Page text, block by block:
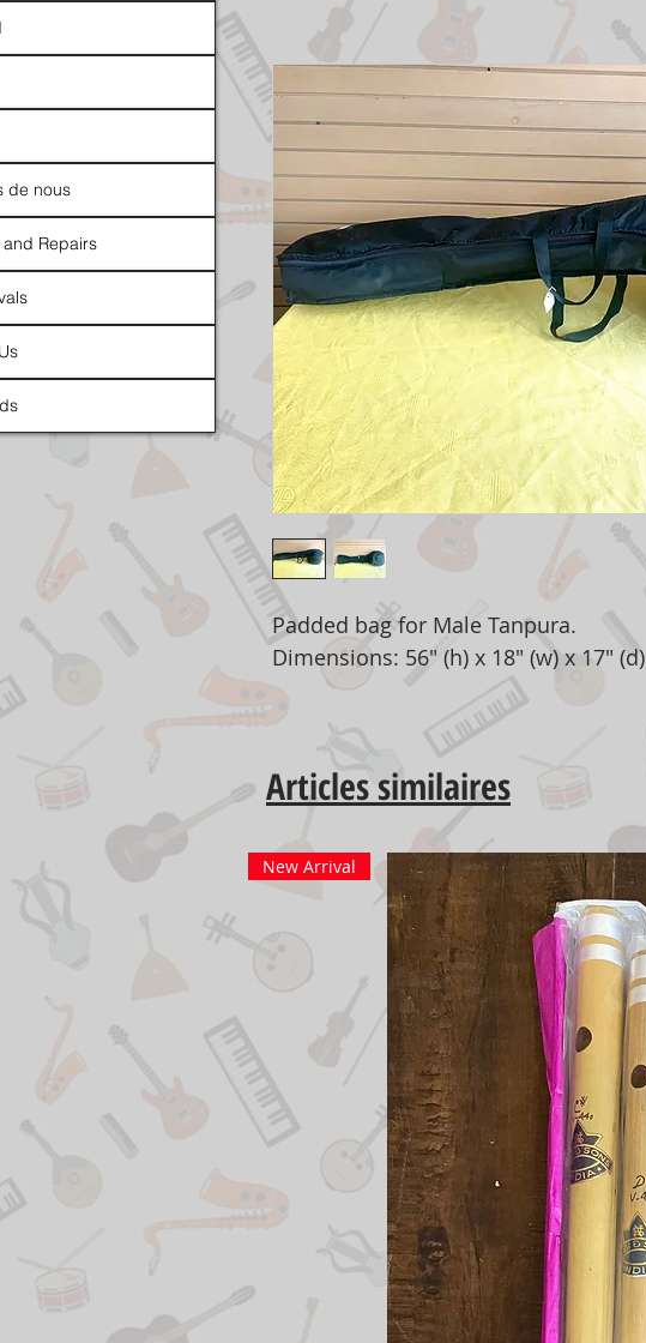
Padded bag for Male Tanpura.
Dimensions: 56" (h) x 18" (w) x 17" (d)
Articles similaires
New Arrival
de nous
Repairs